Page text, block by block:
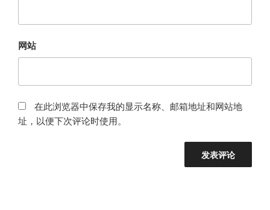
网站
在此浏览器中保存我的显示名称、邮箱地址和网站地
址，以便下次评论时使用。